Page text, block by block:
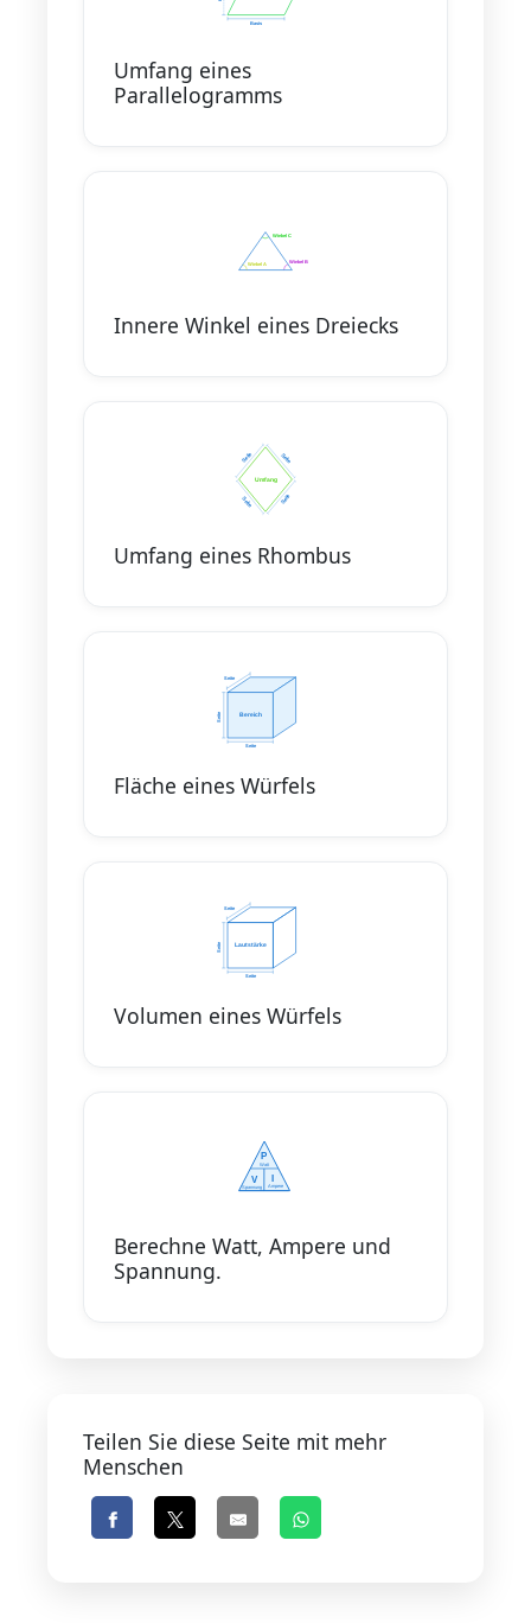
Umfang eines
Parallelogramms
Innere Winkel eines Dreiecks
Umfang eines Rhombus
Fläche eines Würfels
Volumen eines Würfels
Berechne Watt, Ampere und
Spannung.
Teilen Sie diese Seite mit mehr
Menschen